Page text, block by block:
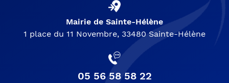
Mairie de Sainte-Hélène
1 place du 11 Novembre, 33480 Sainte-Hélène
05 56 58 58 22